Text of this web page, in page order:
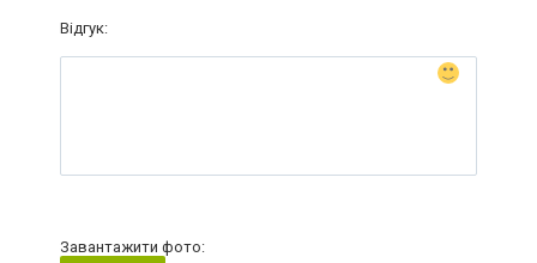
Відгук:
Завантажити фото: